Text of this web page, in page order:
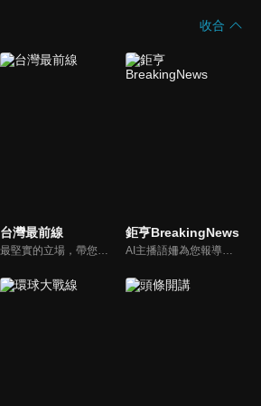
收合
台灣最前線 鉅亨BreakingNews
AI主播語姍為您報導【鉅亨Breaking News】！每週播報大事，讓新聞更貼近你！